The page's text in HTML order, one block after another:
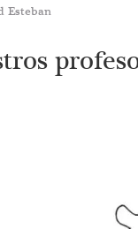
Esteban